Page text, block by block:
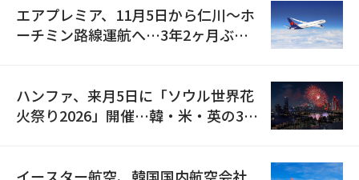
エアプレミア、11月5日から仁川〜ホ
ーチミン路線運航へ…3年2ヶ月ぶり
ハンファ、来月5日に「ソウル世界花
火祭り2026」開催…韓・米・英の3カ
イースター航空、韓国国内航空会社